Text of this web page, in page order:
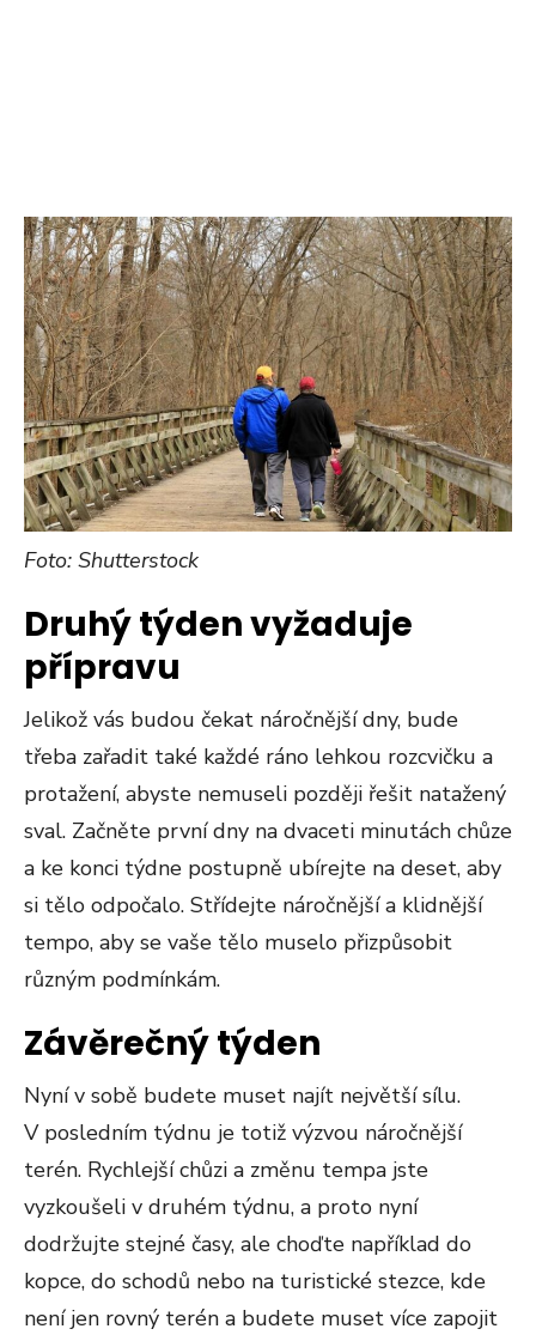
Foto: Shutterstock
Druhý týden vyžaduje
přípravu
Jelikož vás budou čekat náročnější dny, bude
třeba zařadit také každé ráno lehkou rozcvičku a
protažení, abyste nemuseli později řešit natažený
sval. Začněte první dny na dvaceti minutách chůze
a ke konci týdne postupně ubírejte na deset, aby
si tělo odpočalo. Střídejte náročnější a klidnější
tempo, aby se vaše tělo muselo přizpůsobit
různým podmínkám.
Závěrečný týden
Nyní v sobě budete muset najít největší sílu.
V posledním týdnu je totiž výzvou náročnější
terén. Rychlejší chůzi a změnu tempa jste
vyzkoušeli v druhém týdnu, a proto nyní
dodržujte stejné časy, ale choďte například do
kopce, do schodů nebo na turistické stezce, kde
není jen rovný terén a budete muset více zapojit